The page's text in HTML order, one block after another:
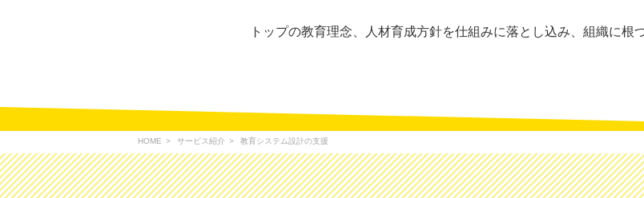
トップの教育理念、人材育成方針を仕組みに落とし込み、組織に根
HOME サービス紹介 教育システム設計の支援